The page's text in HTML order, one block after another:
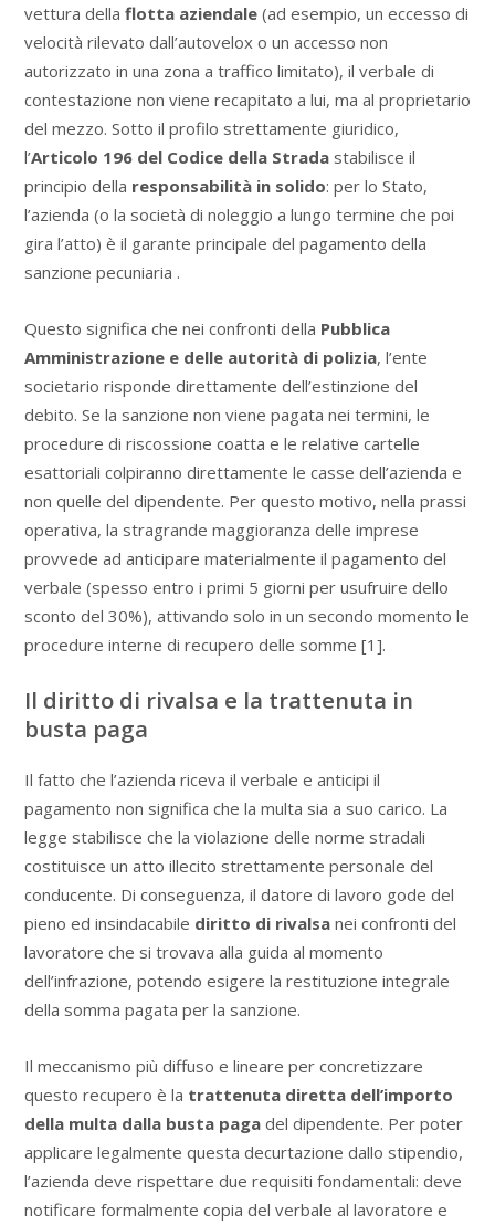
vettura della flotta aziendale(ad esempio, un eccesso di
velocità rilevato dall’autovelox o un accesso non
autorizzato in una zona a traffico limitato), il verbale di
contestazione non viene recapitato a lui, ma al proprietario
del mezzo. Sotto il profilo strettamente giuridico,
l’Articolo 196 del Codice della Stradastabilisce il
principio della responsabilità in solido: per lo Stato,
l’azienda (o la società di noleggio a lungo termine che poi
gira l’atto) è il garante principale del pagamento della
sanzione pecuniaria .
Questo significa che nei confronti della Pubblica
Amministrazione e delle autorità di polizia, l’ente
societario risponde direttamente dell’estinzione del
debito. Se la sanzione non viene pagata nei termini, le
procedure di riscossione coatta e le relative cartelle
esattoriali colpiranno direttamente le casse dell’azienda e
non quelle del dipendente. Per questo motivo, nella prassi
operativa, la stragrande maggioranza delle imprese
provvede ad anticipare materialmente il pagamento del
verbale (spesso entro i primi 5 giorni per usufruire dello
sconto del 30%), attivando solo in un secondo momento le
procedure interne di recupero delle somme [1].
Il diritto di rivalsa e la trattenuta in
busta paga
Il fatto che l’azienda riceva il verbale e anticipi il
pagamento non significa che la multa sia a suo carico. La
legge stabilisce che la violazione delle norme stradali
costituisce un atto illecito strettamente personale del
conducente. Di conseguenza, il datore di lavoro gode del
pieno ed insindacabile diritto di rivalsanei confronti del
lavoratore che si trovava alla guida al momento
dell’infrazione, potendo esigere la restituzione integrale
della somma pagata per la sanzione.
Il meccanismo più diffuso e lineare per concretizzare
questo recupero è la trattenuta diretta dell’importo
della multa dalla busta pagadel dipendente. Per poter
applicare legalmente questa decurtazione dallo stipendio,
l’azienda deve rispettare due requisiti fondamentali: deve
notificare formalmente copia del verbale al lavoratore e